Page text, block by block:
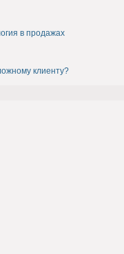
в продажах
клиенту?